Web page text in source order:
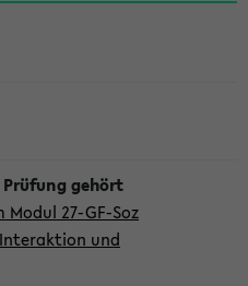
Modul 27-GF-Soz
und